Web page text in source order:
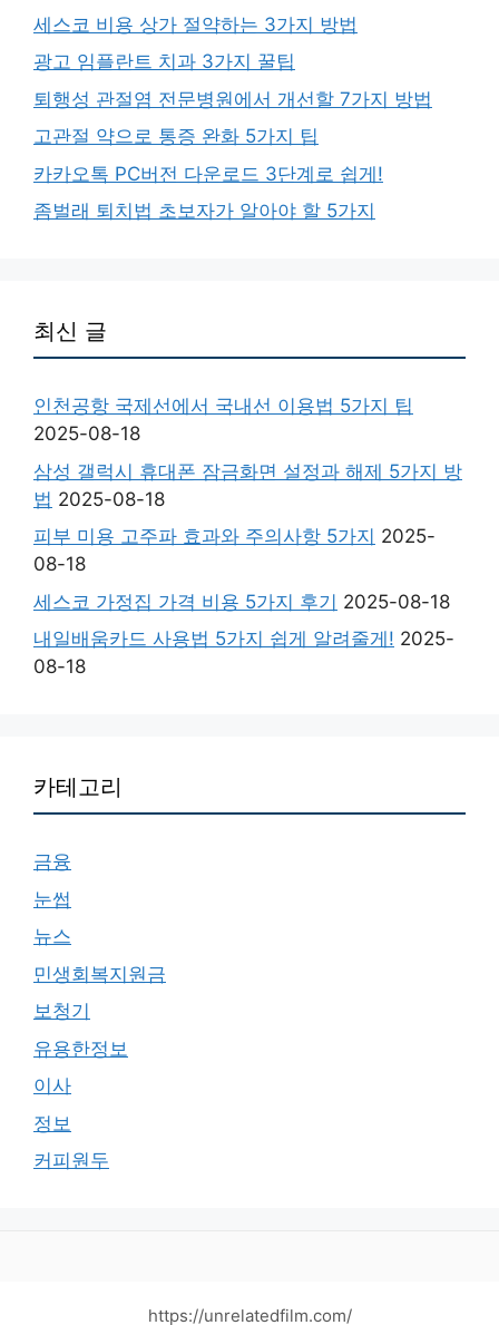
세스코 비용 상가 절약하는 3가지 방법
광고 임플란트 치과 3가지 꿀팁
퇴행성 관절염 전문병원에서 개선할 7가지 방법
고관절 약으로 통증 완화 5가지 팁
카카오톡 PC버전 다운로드 3단계로 쉽게!
좀벌래 퇴치법 초보자가 알아야 할 5가지
최신 글
인천공항 국제선에서 국내선 이용법 5가지 팁
2025-08-18
삼성 갤럭시 휴대폰 잠금화면 설정과 해제 5가지 방
법 2025-08-18
피부 미용 고주파 효과와 주의사항 5가지 2025-
08-18
세스코 가정집 가격 비용 5가지 후기 2025-08-18
내일배움카드 사용법 5가지 쉽게 알려줄게! 2025-
08-18
카테고리
금융
눈썹
뉴스
민생회복지원금
보청기
유용한정보
이사
정보
커피원두
https://unrelatedfilm.com/